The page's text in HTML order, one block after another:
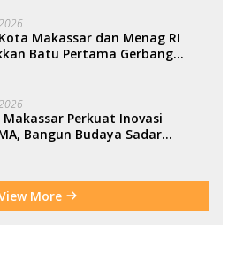
Makassar dan Menag RI
Batu Pertama Gerbang
Makassar Perkuat Inovasi
Bangun Budaya Sadar
More